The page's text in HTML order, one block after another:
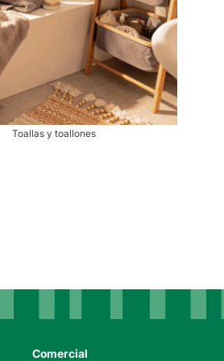
Toallas y toallones
Comercial